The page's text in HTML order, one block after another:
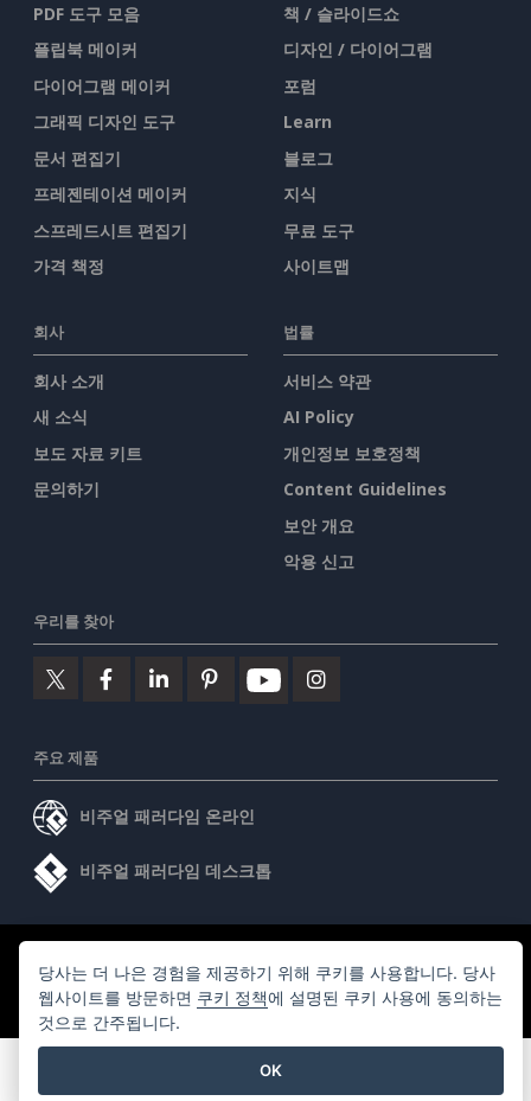
PDF 도구 모음
플립북 메이커
다이어그램 메이커
그래픽 디자인 도구
문서 편집기
프레젠테이션 메이커
스프레드시트 편집기
가격 책정
책 / 슬라이드쇼
디자인 / 다이어그램
포럼
Learn
블로그
지식
무료 도구
사이트맵
회사
회사 소개
새 소식
보도 자료 키트
문의하기
법률
서비스 약관
AI Policy
개인정보 보호정책
Content Guidelines
보안 개요
악용 신고
우리를 찾아
주요 제품
비주얼 패러다임 온라인
비주얼 패러다임 데스크톱
©2026 by Visual Paradigm. 모든 권리 보유.
서비스 약관
AI Policy
개인정보 보호정책
당사는 더 나은 경험을 제공하기 위해 쿠키를 사용합니다. 당사
웹사이트를 방문하면 쿠키 정책에 설명된 쿠키 사용에 동의하는
것으로 간주됩니다.
OK